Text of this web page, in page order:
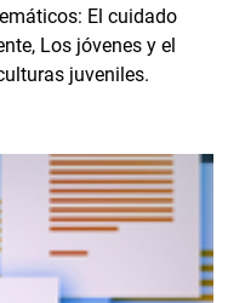
El cuidado
Los jóvenes y el
juveniles.